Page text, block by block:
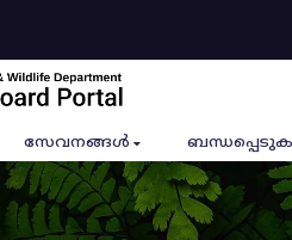
സേവനങ്ങൾ ബന്ധപ്പെടുക